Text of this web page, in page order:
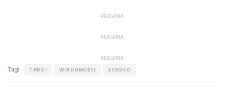
REKLAMA:
REKLAMA:
REKLAMA:
Tagi: TARGI WIADOMOŚCI SCHÜCO